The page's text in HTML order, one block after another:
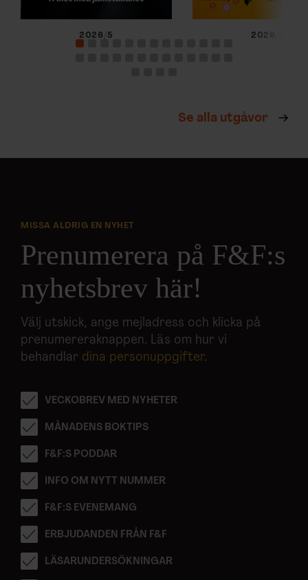
2026/5 2026/4
Se alla utgåvor
MISSA ALDRIG EN NYHET
Prenumerera på F&F:s
nyhetsbrev här!
Välj utskick, ange mejladress och klicka på
prenumereraknappen. Läs om hur vi
behandlar dina personuppgifter.
VECKOBREV MED NYHETER
MÅNADENS BOKTIPS
F&F:S PODDAR
INFO OM NYTT NUMMER
F&F:S EVENEMANG
ERBJUDANDEN FRÅN F&F
LÄSARUNDERSÖKNINGAR